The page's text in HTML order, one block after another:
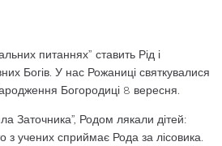
питаннях” ставить Рід і
Богів. У нас Рожаниці святкувалися
Богородиці 8 вересня.
Заточника”, Родом лякали дітей:
з учених сприймає Рода за лісовика.